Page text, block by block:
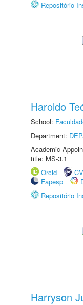
Repositório
Haroldo
School:
Department:
Academic
title: MS-3.1
Orcid
Fapesp
Repositório
Harryson